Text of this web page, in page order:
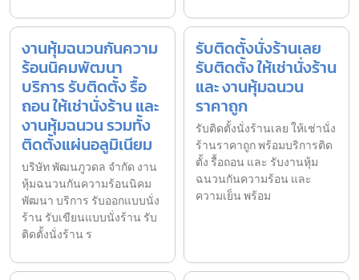
งานหุ้มฉนวนกันความ
ร้อนนิคมพัฒนา
บริการ รับติดตั้ง รื้อ
ถอน ให้เช่านั่งร้าน และ
งานหุ้มฉนวน รวมทั้ง
ติดตั้งแผ่นอลูมิเนียม
บริษัท พัฒนภูวดล จำกัด งาน
หุ้มฉนวนกันความร้อนนิคม
พัฒนา บริการ รับออกแบบนั่ง
ร้าน รับเขียนแบบนั่งร้าน รับ
ติดตั้งนั่งร้าน ร
รับติดตั้งนั่งร้านเลย
รับติดตั้ง ให้เช่านั่งร้าน
และ งานหุ้มฉนวน
ราคาถูก
รับติดตั้งนั่งร้านเลย ให้เช่านั่ง
ร้านราคาถูก พร้อมบริการติด
ตั้ง รื้อถอน และ รับงานหุ้ม
ฉนวนกันความร้อน และ
ความเย็น พร้อม